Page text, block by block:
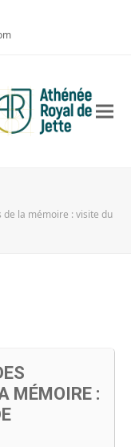
la mémoire : visite du
MÉMOIRE :